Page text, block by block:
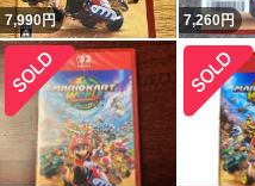
7,990円 7,260円